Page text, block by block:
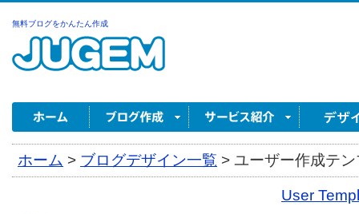
無料ブログをかんたん作成
ホーム > ブログデザイン一覧 > ユーザー作成テ
User